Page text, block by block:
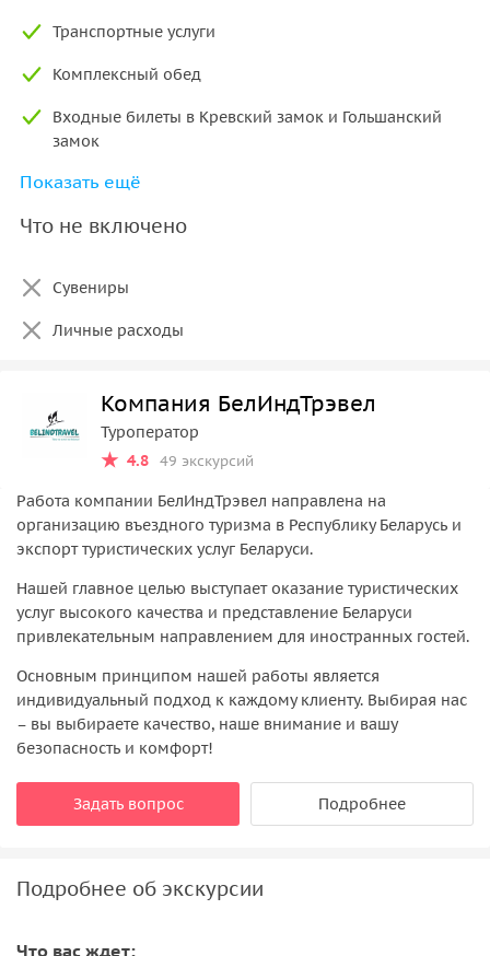
Транспортные услуги
Комплексный обед
Входные билеты в Кревский замок и Гольшанский
замок
Мастер-класс по изготовлению баранок
Показать ещё
Что не включено
Сувениры
Личные расходы
Компания БелИндТрэвел
Туроператор
4.8 49 экскурсий
Работа компании БелИндТрэвел направлена на
организацию въездного туризма в Республику Беларусь и
экспорт туристических услуг Беларуси.
Нашей главное целью выступает оказание туристических
услуг высокого качества и представление Беларуси
привлекательным направлением для иностранных гостей.
Основным принципом нашей работы является
индивидуальный подход к каждому клиенту. Выбирая нас
– вы выбираете качество, наше внимание и вашу
безопасность и комфорт!
Задать вопрос Подробнее
Подробнее об экскурсии
Что вас ждет: